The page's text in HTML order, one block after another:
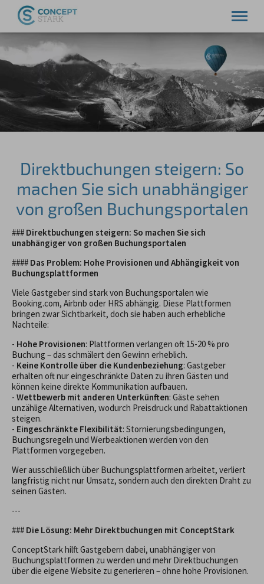
Service
Software
Kontakt
Support
Ressourcen
Direktbuchungen steigern: So
machen Sie sich unabhängiger
von großen Buchungsportalen
### Direktbuchungen steigern: So machen Sie sich
unabhängiger von großen Buchungsportalen
#### Das Problem: Hohe Provisionen und Abhängigkeit von
Buchungsplattformen
Viele Gastgeber sind stark von Buchungsportalen wie
Booking.com, Airbnb oder HRS abhängig. Diese Plattformen
bringen zwar Sichtbarkeit, doch sie haben auch erhebliche
Nachteile:
- Hohe Provisionen: Plattformen verlangen oft 15-20 % pro
Buchung – das schmälert den Gewinn erheblich.
- Keine Kontrolle über die Kundenbeziehung: Gastgeber
erhalten oft nur eingeschränkte Daten zu ihren Gästen und
können keine direkte Kommunikation aufbauen.
- Wettbewerb mit anderen Unterkünften: Gäste sehen
unzählige Alternativen, wodurch Preisdruck und Rabattaktionen
steigen.
- Eingeschränkte Flexibilität: Stornierungsbedingungen,
Buchungsregeln und Werbeaktionen werden von den
Plattformen vorgegeben.
Wer ausschließlich über Buchungsplattformen arbeitet, verliert
langfristig nicht nur Umsatz, sondern auch den direkten Draht zu
seinen Gästen.
---
### Die Lösung: Mehr Direktbuchungen mit ConceptStark
ConceptStark hilft Gastgebern dabei, unabhängiger von
Buchungsplattformen zu werden und mehr Direktbuchungen
über die eigene Website zu generieren – ohne hohe Provisionen.